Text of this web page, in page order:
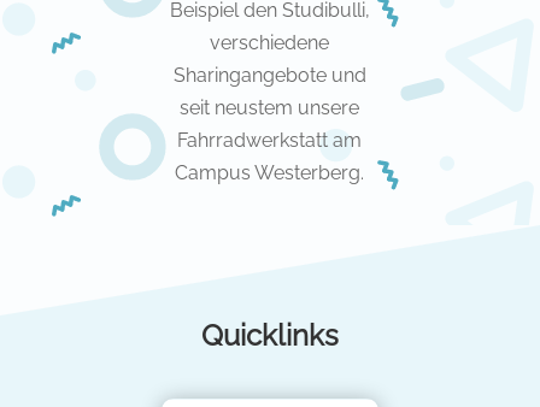
Beispiel den Studibulli,
verschiedene
Sharingangebote und
seit neustem unsere
Fahrradwerkstatt am
Campus Westerberg.
Quicklinks